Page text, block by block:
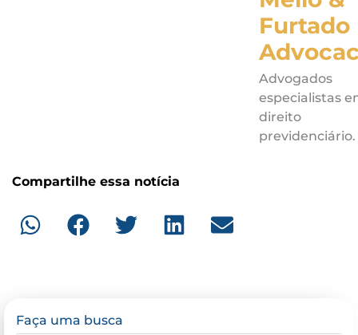
Furtado
Advogados
especialistas
direito
previdenciário.
Compartilhe essa notícia
Faça uma busca